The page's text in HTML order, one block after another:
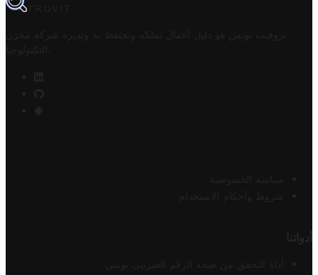
TROVIT
تروفيت تونس هو دليل أعمال تملكه وتحتفظ به وتديره
شركة مخزن
التكنولوجيا
سياسة الخصوصية
شروط وأحكام الاستخدام
أدواتنا
أداة التحقق من صحة الرقم الضريبي تونس